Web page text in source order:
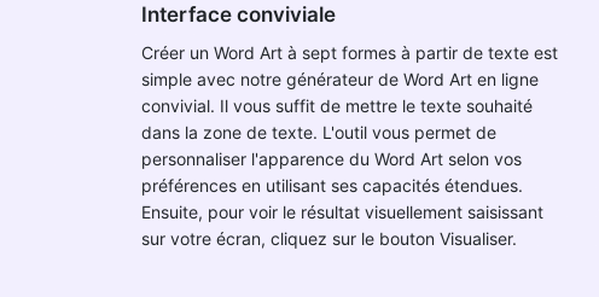
Interface conviviale
Créer un Word Art à sept formes à partir de texte est
simple avec notre générateur de Word Art en ligne
convivial. Il vous suffit de mettre le texte souhaité
dans la zone de texte. L'outil vous permet de
personnaliser l'apparence du Word Art selon vos
préférences en utilisant ses capacités étendues.
Ensuite, pour voir le résultat visuellement saisissant
sur votre écran, cliquez sur le bouton Visualiser.